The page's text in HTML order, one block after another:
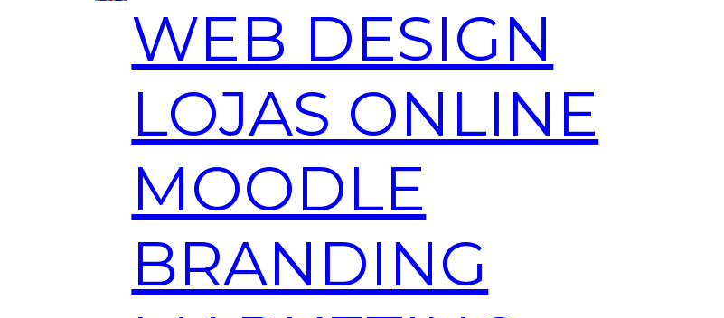
WEB DESIGN
LOJAS ONLINE
MOODLE
BRANDING